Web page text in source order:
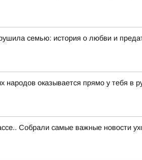
семью: история о любви и
народов оказывается прямо у тебя в
Собрали самые важные новости